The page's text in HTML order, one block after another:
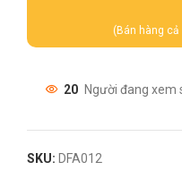
(Bán hàng cả
20 Người đang xem
SKU: DFA012